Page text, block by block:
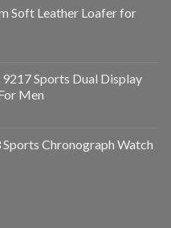
Soft Leather Loafer for
Sports Dual Display
Men
Chronograph Watch